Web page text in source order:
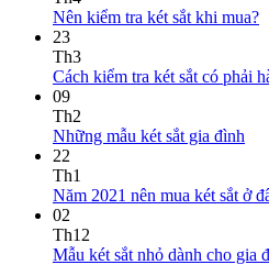
Nên kiểm tra két sắt khi mua?
23
Th3
Cách kiểm tra két sắt có phải
09
Th2
Những mẫu két sắt gia đình
22
Th1
Năm 2021 nên mua két sắt ở
02
Th12
Mẫu két sắt nhỏ dành cho gia